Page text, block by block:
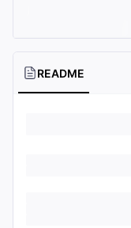
README